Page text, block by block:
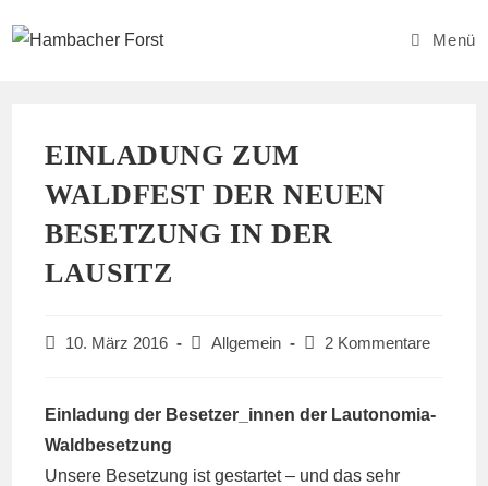
Inhalt
Menü
EINLADUNG ZUM
WALDFEST DER NEUEN
BESETZUNG IN DER
LAUSITZ
Beitrag
10. März 2016
Beitrags-
Allgemein
Beitrags-
2 Kommentare
Einladung der Besetzer_innen der Lautonomia-
Waldbesetzung
Unsere Besetzung ist gestartet – und das sehr